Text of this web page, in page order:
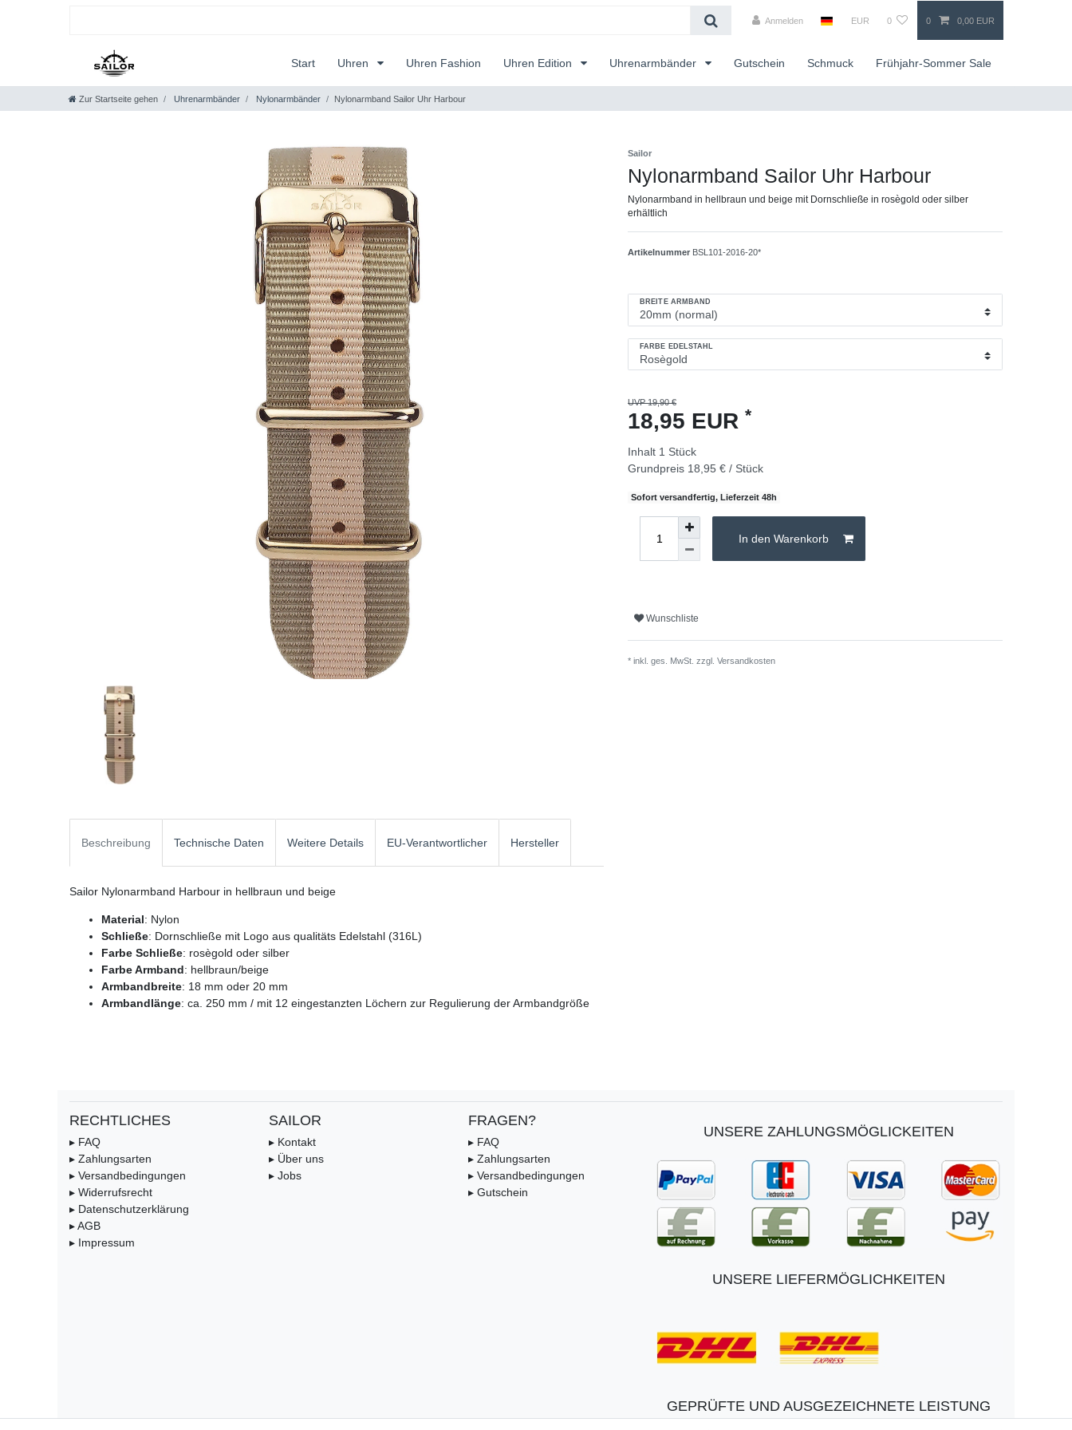
Anmelden EUR 0 0 0,00 EUR
Start Uhren Uhren Fashion Uhren Edition Uhrenarmbänder Gutschein Schmuck Frühjahr-Sommer Sale
Zur Startseite gehen Uhrenarmbänder Nylonarmbänder Nylonarmband Sailor Uhr Harbour
Sailor
Nylonarmband Sailor Uhr Harbour
Nylonarmband in hellbraun und beige mit Dornschließe in rosègold oder silber
erhältlich
Artikelnummer BSL101-2016-20*
BREITE ARMBAND
FARBE EDELSTAHL
UVP 19,90 €
18,95 EUR *
Inhalt 1 Stück
Grundpreis 18,95 € / Stück
Sofort versandfertig, Lieferzeit 48h
In den Warenkorb
Wunschliste
* inkl. ges. MwSt. zzgl. Versandkosten
Beschreibung Technische Daten Weitere Details EU-Verantwortlicher Hersteller
Sailor Nylonarmband Harbour in hellbraun und beige
Material: Nylon
Schließe: Dornschließe mit Logo aus qualitäts Edelstahl (316L)
Farbe Schließe: rosègold oder silber
Farbe Armband: hellbraun/beige
Armbandbreite: 18 mm oder 20 mm
Armbandlänge: ca. 250 mm / mit 12 eingestanzten Löchern zur Regulierung der Armbandgröße
RECHTLICHES
▸ FAQ
▸ Zahlungsarten
▸ Versandbedingungen
▸ Widerrufsrecht
▸ Datenschutzerklärung
▸ AGB
▸ Impressum
SAILOR
▸ Kontakt
▸ Über uns
▸ Jobs
FRAGEN?
▸ FAQ
▸ Zahlungsarten
▸ Versandbedingungen
▸ Gutschein
UNSERE ZAHLUNGSMÖGLICKEITEN
UNSERE LIEFERMÖGLICHKEITEN
GEPRÜFTE UND AUSGEZEICHNETE LEISTUNG